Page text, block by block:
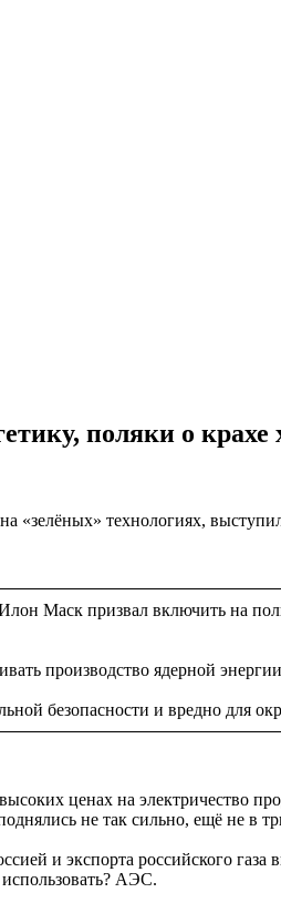
поляки о
«зелёных» технологиях,
Маск призвал включить на
производство ядерной
безопасности и вредно
ценах на электричество
не так сильно, ещё не в
и экспорта российского
АЭС.